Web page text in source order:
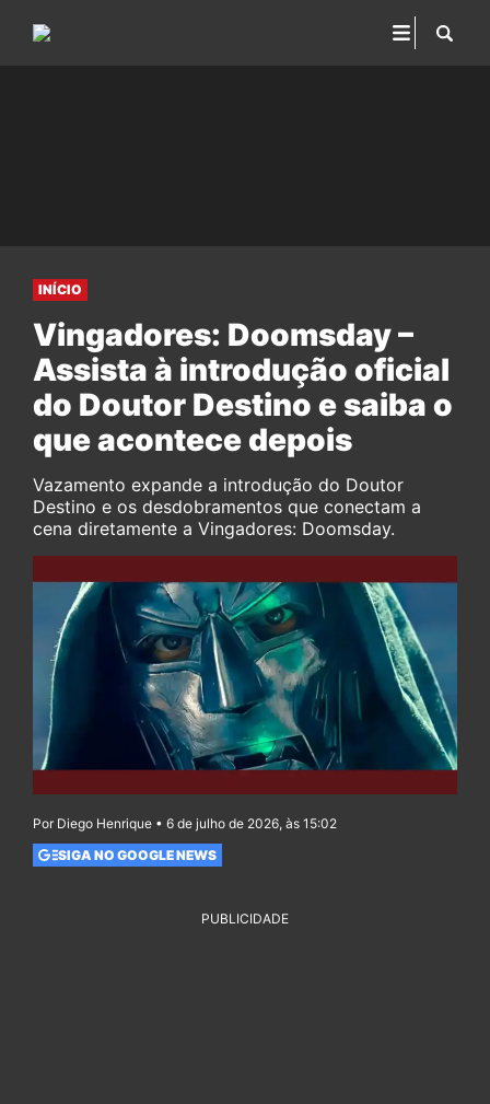
INÍCIO
Vingadores: Doomsday –
Assista à introdução oficial
do Doutor Destino e saiba o
que acontece depois
Vazamento expande a introdução do Doutor
Destino e os desdobramentos que conectam a
cena diretamente a Vingadores: Doomsday.
Por Diego Henrique • 6 de julho de 2026, às 15:02
SIGA NO GOOGLE NEWS
PUBLICIDADE